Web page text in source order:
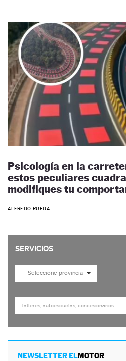
Psicología en la
estos peculiares
modifiques tu
ALFREDO RUEDA
NEWSLETTER ELMOTOR